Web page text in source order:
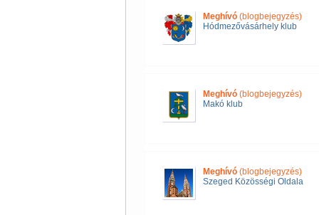
Meghívó(blogbejegyzés)
Hódmezővásárhely klub
Meghívó(blogbejegyzés)
Makó klub
Meghívó(blogbejegyzés)
Szeged Közösségi Oldala